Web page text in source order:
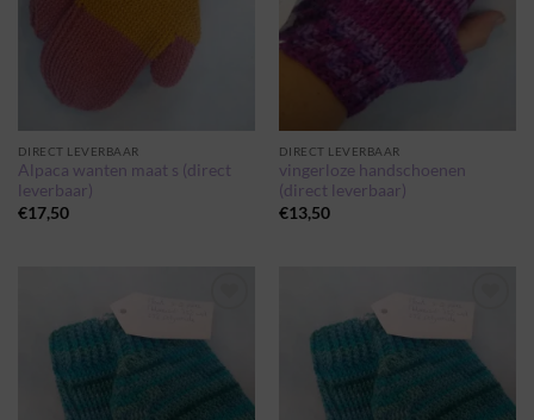
DIRECT LEVERBAAR
Alpaca wanten maat s (direct
leverbaar)
€17,50
DIRECT LEVERBAAR
vingerloze handschoenen
(direct leverbaar)
€13,50
aan
wenslijst
aan
wenslijst